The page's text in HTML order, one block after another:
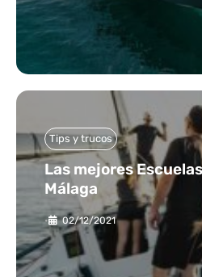
Tips y trucos
Las mejores
Málaga
• 02/12/2021